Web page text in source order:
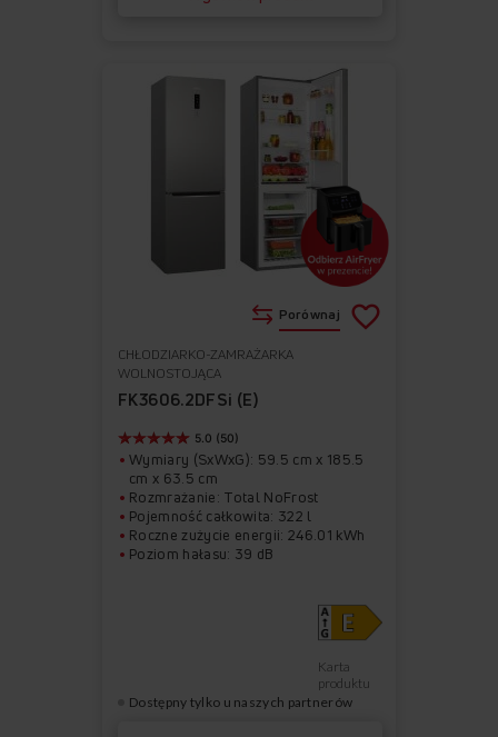
CHŁODZIARKO-ZAMRAŻARKA
WOLNOSTOJĄCA
FK3606.2DFSi (E)
5.0 (50)
Wymiary (SxWxG): 59.5 cm x 185.5
cm x 63.5 cm
Rozmrażanie: Total NoFrost
Pojemność całkowita: 322 l
Roczne zużycie energii: 246.01 kWh
Poziom hałasu: 39 dB
Karta
produktu
Dostępny tylko u naszych partnerów
Porównaj